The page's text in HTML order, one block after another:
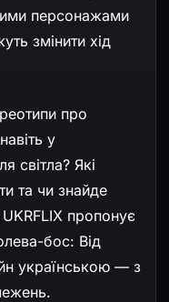
персонажами
змінити хід
про
у
світла? Які
та чи знайде
пропонує
бос: Від
українською — з